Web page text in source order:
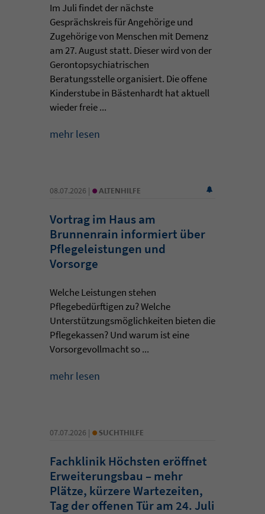
Im Juli findet der nächste
Gesprächskreis für Angehörige und
Zugehörige von Menschen mit Demenz
am 27. August statt. Dieser wird von der
Gerontopsychiatrischen
Beratungsstelle organisiert. Die offene
Kinderstube in Bästenhardt hat aktuell
wieder freie ...
mehr lesen
08.07.2026 | • ALTENHILFE
Vortrag im Haus am
Brunnenrain informiert über
Pflegeleistungen und
Vorsorge
Welche Leistungen stehen
Pflegebedürftigen zu? Welche
Unterstützungsmöglichkeiten bieten die
Pflegekassen? Und warum ist eine
Vorsorgevollmacht so ...
mehr lesen
07.07.2026 | • SUCHTHILFE
Fachklinik Höchsten eröffnet
Erweiterungsbau – mehr
Plätze, kürzere Wartezeiten,
Tag der offenen Tür am 24. Juli